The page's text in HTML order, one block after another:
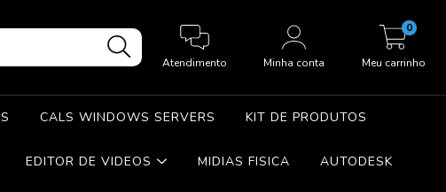
Atendimento Minha conta Meu carrinho
0
CALS WINDOWS SERVERS KIT DE PRODUTOS
EDITOR DE VIDEOS MIDIAS FISICA AUTODESK